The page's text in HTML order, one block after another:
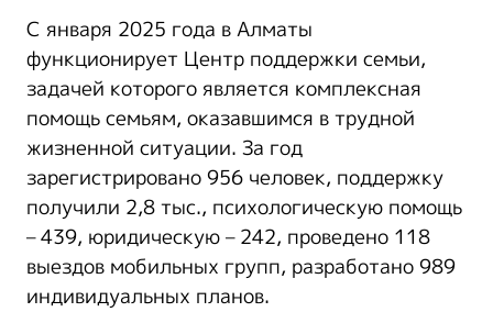
С января 2025 года в Алматы
функционирует Центр поддержки семьи,
задачей которого является комплексная
помощь семьям, оказавшимся в трудной
жизненной ситуации. За год
зарегистрировано 956 человек, поддержку
получили 2,8 тыс., психологическую помощь
– 439, юридическую – 242, проведено 118
выездов мобильных групп, разработано 989
индивидуальных планов.